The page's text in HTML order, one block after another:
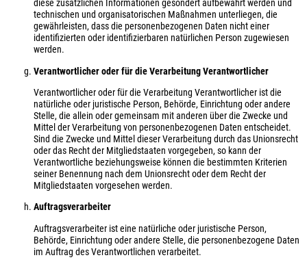
diese zusätzlichen Informationen gesondert aufbewahrt werden und
technischen und organisatorischen Maßnahmen unterliegen, die
gewährleisten, dass die personenbezogenen Daten nicht einer
identifizierten oder identifizierbaren natürlichen Person zugewiesen
werden.
Verantwortlicher oder für die Verarbeitung Verantwortlicher
Verantwortlicher oder für die Verarbeitung Verantwortlicher ist die
natürliche oder juristische Person, Behörde, Einrichtung oder andere
Stelle, die allein oder gemeinsam mit anderen über die Zwecke und
Mittel der Verarbeitung von personenbezogenen Daten entscheidet.
Sind die Zwecke und Mittel dieser Verarbeitung durch das Unionsrecht
oder das Recht der Mitgliedstaaten vorgegeben, so kann der
Verantwortliche beziehungsweise können die bestimmten Kriterien
seiner Benennung nach dem Unionsrecht oder dem Recht der
Mitgliedstaaten vorgesehen werden.
Auftragsverarbeiter
Auftragsverarbeiter ist eine natürliche oder juristische Person,
Behörde, Einrichtung oder andere Stelle, die personenbezogene Daten
im Auftrag des Verantwortlichen verarbeitet.